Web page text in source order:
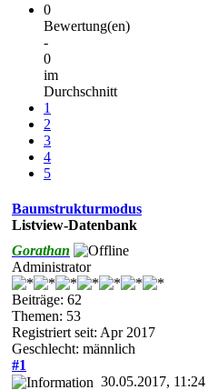
0
Bewertung(en)
-
0
im
Durchschnitt
1
2
3
4
5
Baumstrukturmodus
Listview-Datenbank
Gorathan
Administrator
Beiträge: 62
Themen: 53
Registriert seit: Apr 2017
Geschlecht: männlich
#1
30.05.2017, 11:24